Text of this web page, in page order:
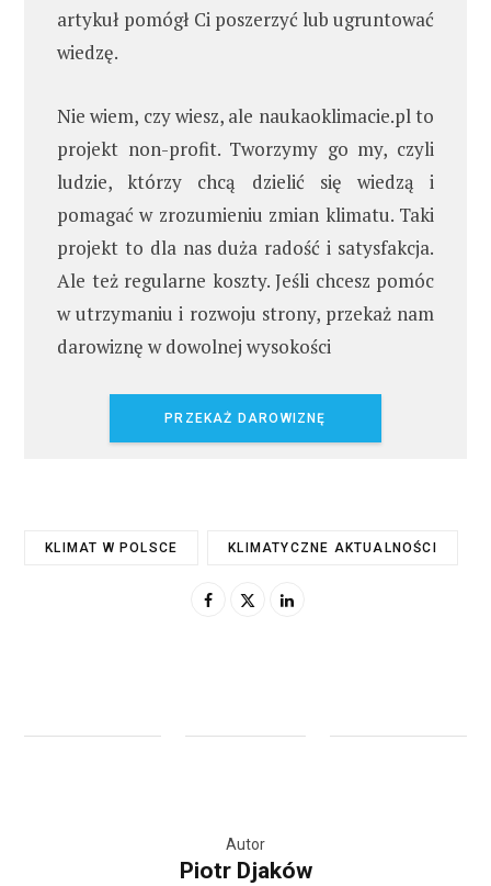
artykuł pomógł Ci poszerzyć lub ugruntować
wiedzę.
Nie wiem, czy wiesz, ale naukaoklimacie.pl to
projekt non-profit. Tworzymy go my, czyli
ludzie, którzy chcą dzielić się wiedzą i
pomagać w zrozumieniu zmian klimatu. Taki
projekt to dla nas duża radość i satysfakcja.
Ale też regularne koszty. Jeśli chcesz pomóc
w utrzymaniu i rozwoju strony, przekaż nam
darowiznę w dowolnej wysokości
PRZEKAŻ DAROWIZNĘ
KLIMAT W POLSCE KLIMATYCZNE AKTUALNOŚCI
Autor
Piotr Djaków